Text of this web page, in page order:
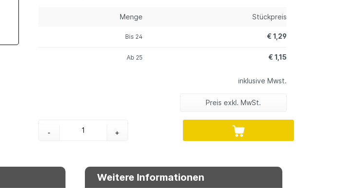
Menge Stückpreis
Bis 24 € 1,29
Ab 25 € 1,15
inklusive Mwst.
Preis exkl. MwSt.
- +
Weitere Informationen